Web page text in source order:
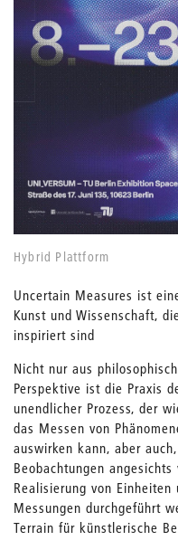
Hybrid Plattform
Uncertain Measures ist
Kunst und Wissenschaft,
inspiriert sind
Nicht nur aus
Perspektive ist die Praxis
unendlicher Prozess, der
das Messen von
auswirken kann, aber
Beobachtungen
Realisierung von
Messungen durchgeführt
Terrain für künstlerische